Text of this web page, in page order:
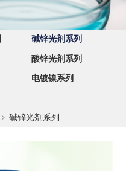
碱锌光剂系列
酸锌光剂系列
电镀镍系列
碱锌光剂系列